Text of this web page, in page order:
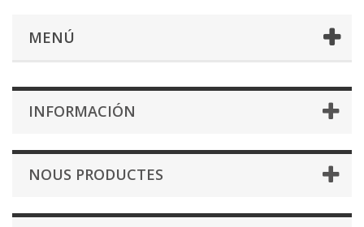
MENÚ
INFORMACIÓN
NOUS PRODUCTES